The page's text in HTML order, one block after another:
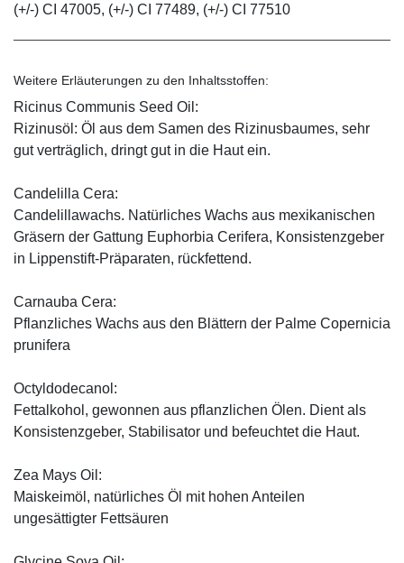
(+/-) CI 47005, (+/-) CI 77489, (+/-) CI 77510
Weitere Erläuterungen zu den Inhaltsstoffen:
Ricinus Communis Seed Oil:
Rizinusöl: Öl aus dem Samen des Rizinusbaumes, sehr
gut verträglich, dringt gut in die Haut ein.
Candelilla Cera:
Candelillawachs. Natürliches Wachs aus mexikanischen
Gräsern der Gattung Euphorbia Cerifera, Konsistenzgeber
in Lippenstift-Präparaten, rückfettend.
Carnauba Cera:
Pflanzliches Wachs aus den Blättern der Palme Copernicia
prunifera
Octyldodecanol:
Fettalkohol, gewonnen aus pflanzlichen Ölen. Dient als
Konsistenzgeber, Stabilisator und befeuchtet die Haut.
Zea Mays Oil:
Maiskeimöl, natürliches Öl mit hohen Anteilen
ungesättigter Fettsäuren